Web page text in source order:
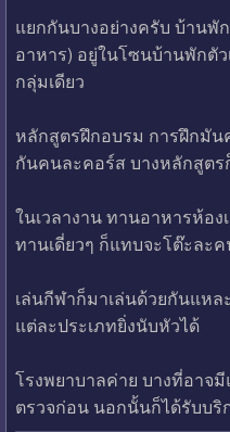
แยกกันบางอย่างครับ บ้าน
อาหาร) อยู่ในโซนบ้านพักตั
กลุ่มเดียว
หลักสูตรฝึกอบรม การฝึกมั
กันคนละคอร์ส บางหลักสูต
ในเวลางาน ทานอาหารห้อ
ทานเดี่ยวๆ ก็แทบจะโต๊ะละค
เล่นกีฬาก็มาเล่นด้วยกันแห
แต่ละประเภทยิ่งนับหัวได้
โรงพยาบาลค่าย บางที่อาจ
ตรวจก่อน นอกนั้นก็ได้รับบริ